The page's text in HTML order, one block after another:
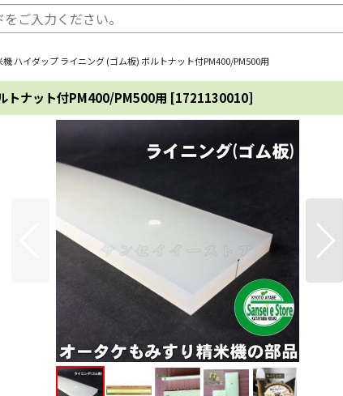
ハイダップ ライニング (ゴム板) ボルトナット付PM400/PM500用
トナット付PM400/PM500用 [1721130010]